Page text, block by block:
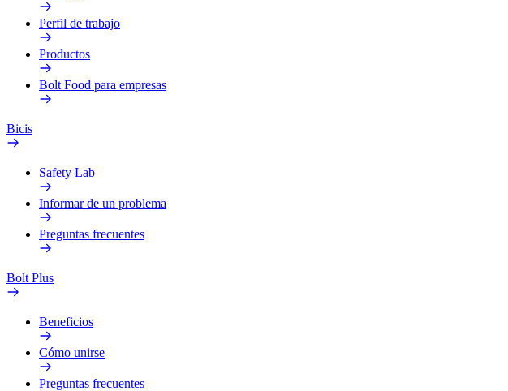
Perfil de trabajo
Productos
Bolt Food para empresas
Bicis
Safety Lab
Informar de un problema
Preguntas frecuentes
Bolt Plus
Beneficios
Cómo unirse
Preguntas frecuentes